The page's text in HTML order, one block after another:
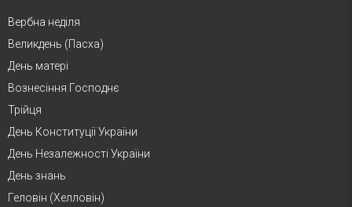
Вербна неділя
Великдень (Пасха)
День матері
Вознесіння Господнє
Трійця
День Конституції України
День Незалежності України
День знань
Геловін (Хелловін)